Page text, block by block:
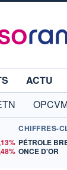
ACTU
CHIFFRES-
PÉTROLE
ONCE D'OR